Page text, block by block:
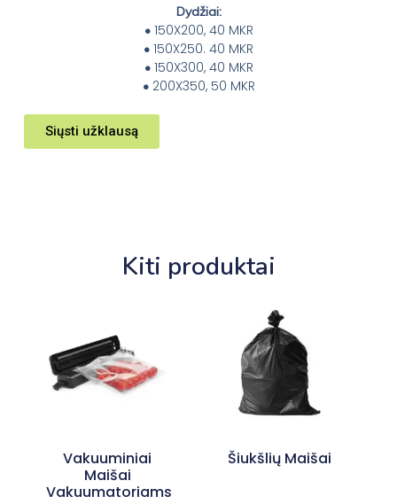
Dydžiai:
• 150X200, 40 MKR
• 150X250. 40 MKR
• 150X300, 40 MKR
• 200X350, 50 MKR
Siųsti užklausą
Kiti produktai
Vakuuminiai
Maišai
Vakuumatoriams
Šiukšlių Maišai